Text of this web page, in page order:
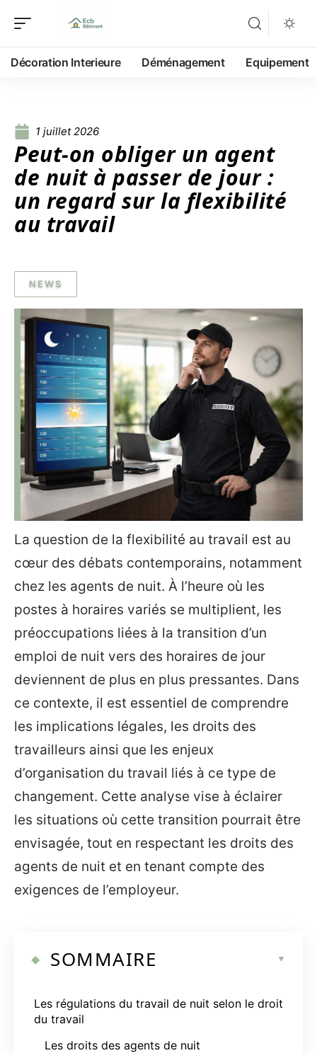
Décoration Interieure Déménagement Equipement
1 juillet 2026
Peut-on obliger un agent
de nuit à passer de jour :
un regard sur la flexibilité
au travail
NEWS
La question de la flexibilité au travail est au
cœur des débats contemporains, notamment
chez les agents de nuit. À l’heure où les
postes à horaires variés se multiplient, les
préoccupations liées à la transition d’un
emploi de nuit vers des horaires de jour
deviennent de plus en plus pressantes. Dans
ce contexte, il est essentiel de comprendre
les implications légales, les droits des
travailleurs ainsi que les enjeux
d’organisation du travail liés à ce type de
changement. Cette analyse vise à éclairer
les situations où cette transition pourrait être
envisagée, tout en respectant les droits des
agents de nuit et en tenant compte des
exigences de l’employeur.
SOMMAIRE
Les régulations du travail de nuit selon le droit
du travail
Les droits des agents de nuit